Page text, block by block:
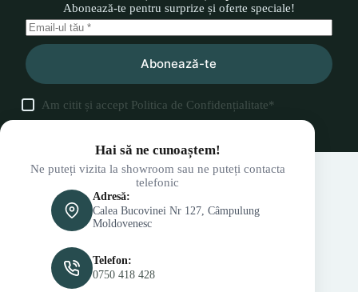
Abonează-te pentru surprize și oferte speciale!
Abonează-te
Am citit și accept Politica de Confidențialitate*
Hai să ne cunoaștem!
Ne puteți vizita la showroom sau ne puteți contacta
telefonic
Adresă:
Calea Bucovinei Nr 127, Câmpulung
Moldovenesc
Telefon:
0750 418 428